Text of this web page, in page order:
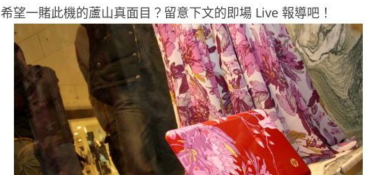
希望一賭此機的蘆山真面目？留意下文的即場 Live 報導吧！